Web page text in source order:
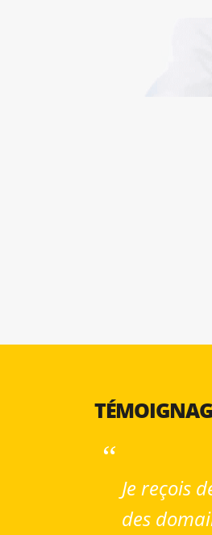
Je reçois
des